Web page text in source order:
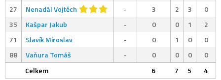
27 Nenadál Vojtěch - 3 2 3
0
35
Kašpar Jakub - 0 0 1
2
71
Slavík Miroslav - 0 1 0
0
88
Vaňura Tomáš - 0 0 0
0
Celkem
6 7 5 4